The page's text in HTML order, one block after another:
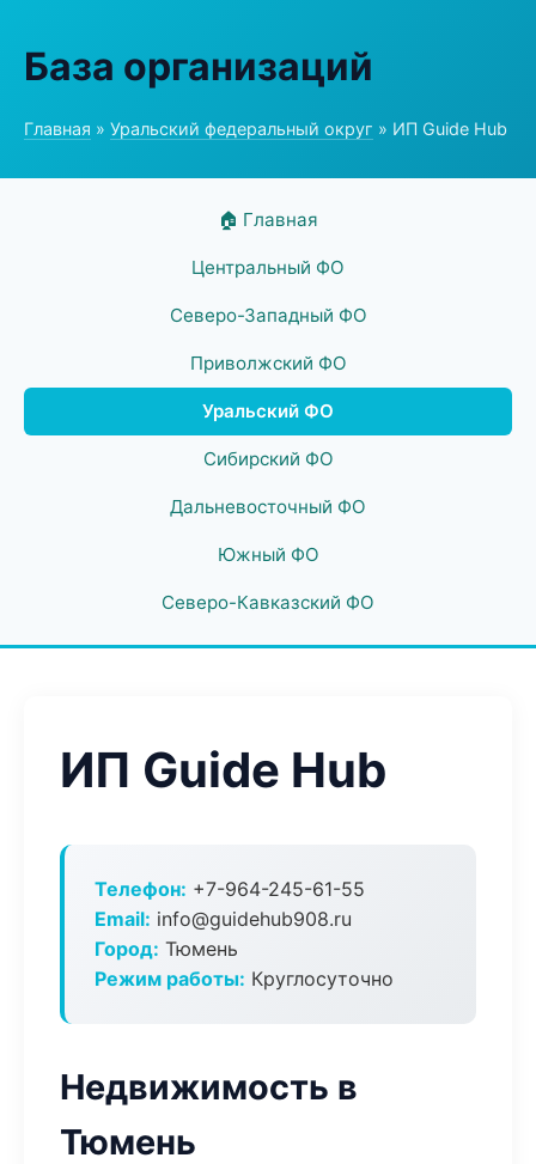
База организаций
Главная » Уральский федеральный округ » ИП Guide Hub
🏠 Главная
Центральный ФО
Северо-Западный ФО
Приволжский ФО
Уральский ФО
Сибирский ФО
Дальневосточный ФО
Южный ФО
Северо-Кавказский ФО
ИП Guide Hub
Телефон: +7-964-245-61-55
Email: info@guidehub908.ru
Город: Тюмень
Режим работы: Круглосуточно
Недвижимость в
Тюмень